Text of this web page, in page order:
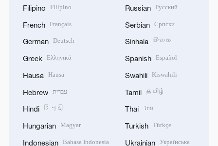
Filipino Filipino
French Français
German Deutsch
Greek Ελληνικά
Hausa Hausa
Hebrew עברית
Hindi हिन्दी
Hungarian Magyar
Indonesian Bahasa Indonesia
Russian Русский
Serbian Српски
Sinhala සිංහල
Spanish Español
Swahili Kiswahili
Tamil தமிழ்
Thai ไทย
Turkish Türkçe
Ukrainian Українська